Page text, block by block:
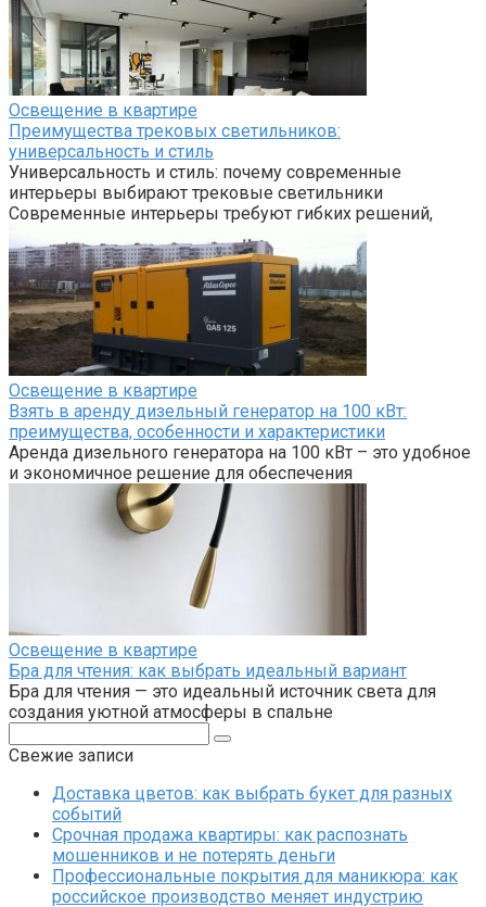
Освещение в квартире
Преимущества трековых светильников:
универсальность и стиль
Универсальность и стиль: почему современные
интерьеры выбирают трековые светильники
Современные интерьеры требуют гибких решений,
Освещение в квартире
Взять в аренду дизельный генератор на 100 кВт:
преимущества, особенности и характеристики
Аренда дизельного генератора на 100 кВт – это удобное
и экономичное решение для обеспечения
Освещение в квартире
Бра для чтения: как выбрать идеальный вариант
Бра для чтения — это идеальный источник света для
создания уютной атмосферы в спальне
Свежие записи
Доставка цветов: как выбрать букет для разных
событий
Срочная продажа квартиры: как распознать
мошенников и не потерять деньги
Профессиональные покрытия для маникюра: как
российское производство меняет индустрию